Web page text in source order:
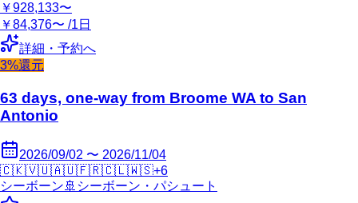
￥928,133〜
￥84,376〜 /1日
詳細・予約へ
3%還元
63 days, one-way from Broome WA to San
Antonio
2026/09/02 〜 2026/11/04
🇨🇰🇻🇺🇦🇺🇫🇷🇨🇱🇼🇸+6
シーボーン 🚢 シーボーン・パシュート